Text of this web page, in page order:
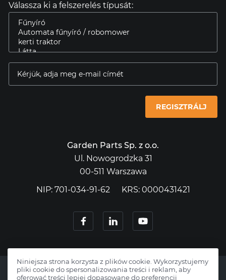
Válassza ki a felszerelés típusát:
REGISZTRÁLJ
Garden Parts Sp. z o.o.
Ul. Nowogrodzka 31
00-511 Warszawa
NIP: 701-034-91-62
KRS: 0000431421
Niniejsza strona korzysta z plików cookie. Wykorzystujemy
pliki cookie do spersonalizowania treści i reklam, aby
oferować treści lepiej dopasowane do preferencji